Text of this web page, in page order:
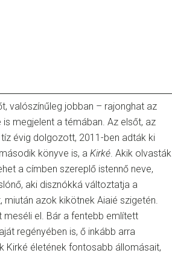
valószínűleg jobban – rajonghat az
megjelent a témában. Az elsőt, az
évig dolgozott, 2011-ben adták ki
könyve is, a Kirké . Akik olvasták
a címben szereplő istennő neve,
aki disznókká változtatja a
azok kikötnek Aiaié szigetén.
el. Bár a fentebb említett
regényében is, ő inkább arra
Kirké életének fontosabb állomásait,